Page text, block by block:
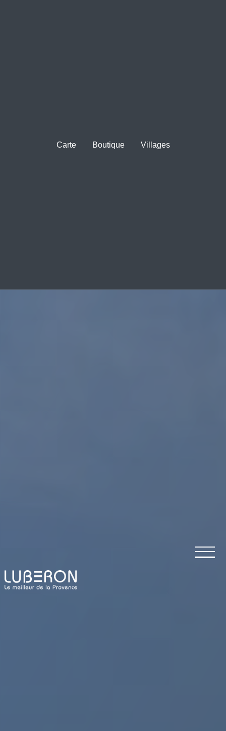
Carte Boutique Villages